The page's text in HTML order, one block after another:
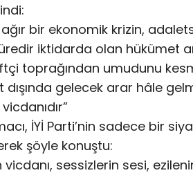
bir ekonomik krizin,
süredir iktidarda olan hükümet
toprağından umudunu
gelecek arar hâle
İYİ Parti’nin sadece bir
şöyle konuştu:
vicdanı, sessizlerin sesi,